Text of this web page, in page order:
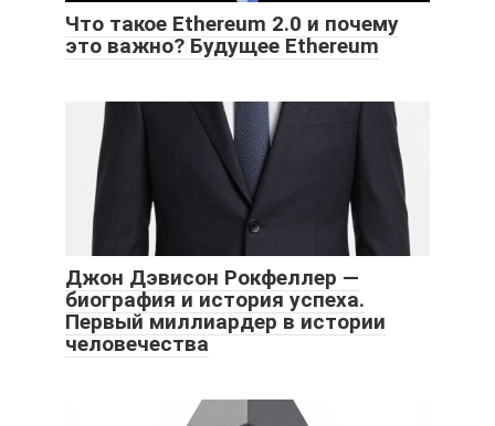
Что такое Ethereum 2.0 и почему
это важно? Будущее Ethereum
Джон Дэвисон Рокфеллер —
биография и история успеха.
Первый миллиардер в истории
человечества